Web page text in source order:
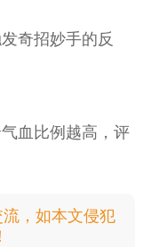
奇招妙手的反
血比例越高，评
，如本文侵犯